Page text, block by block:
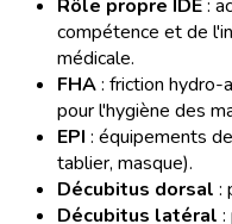
Rôle propre IDE:
compétence et de
médicale.
FHA: friction hydro-
pour l'hygiène des
EPI : équipements
tablier, masque).
Décubitus dorsal :
Décubitus latéral :